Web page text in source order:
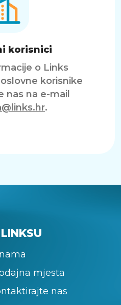
korisnici
o Links
korisnike
nas na e-mail
.
mjesta
nas